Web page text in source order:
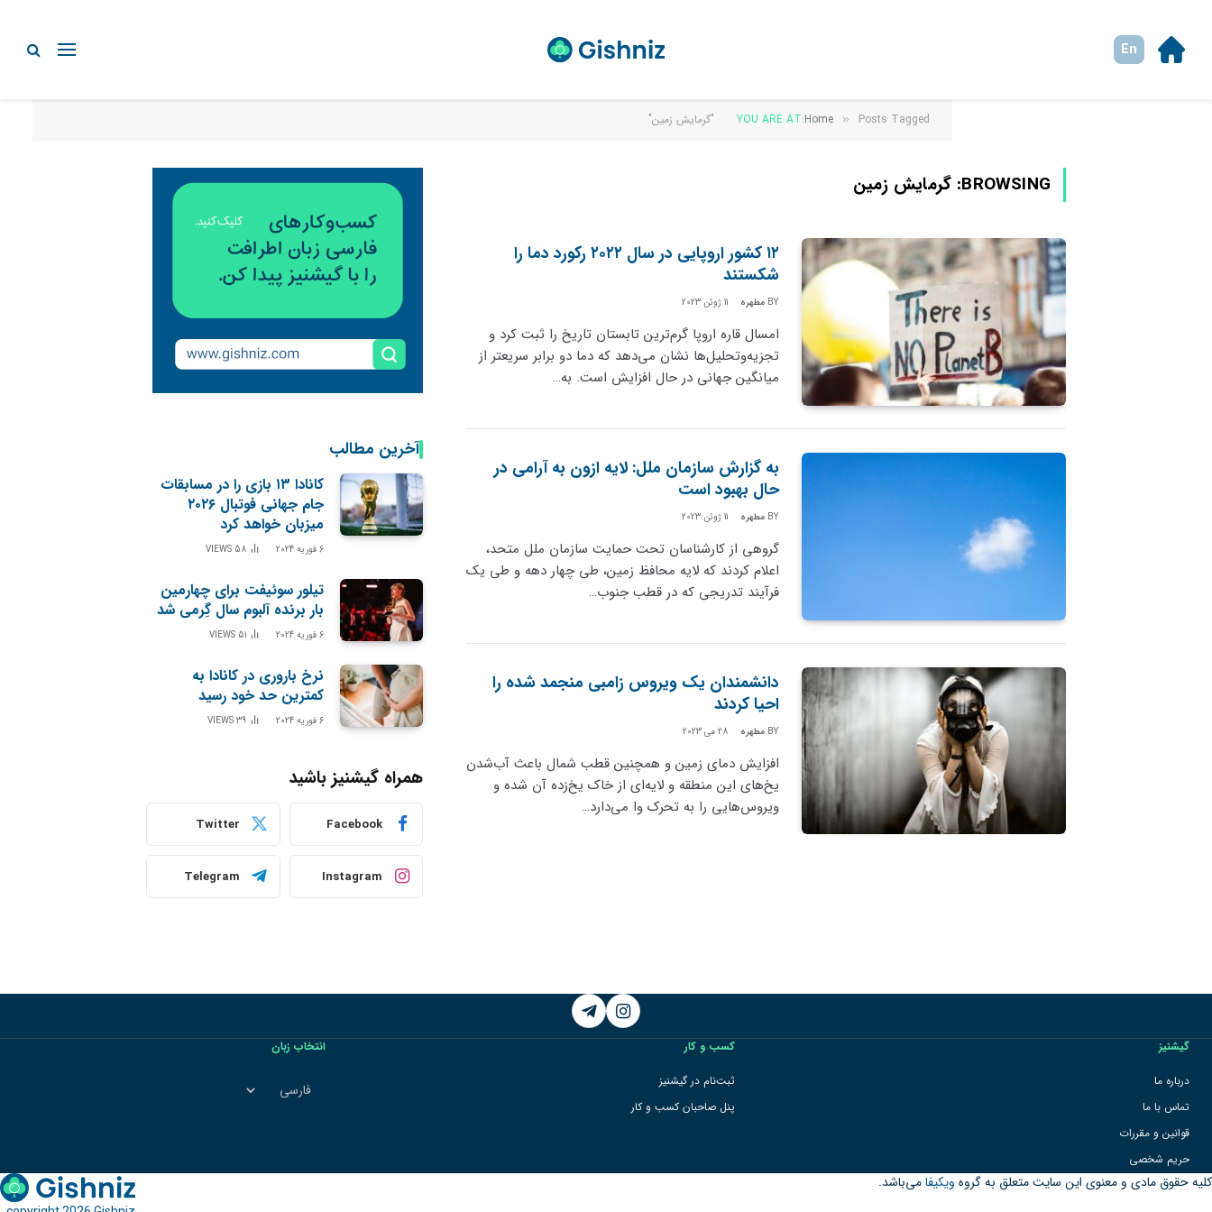
En
YOU ARE AT:Home » Posts Tagged "گرمایش زمین"
BROWSING: گرمایش زمین
۱۲ کشور اروپایی در سال ۲۰۲۲ رکورد دما را
شکستند
BY مطهره 11 ژوئن 2023
امسال قاره‌ اروپا گرم‌ترین تابستان تاریخ را ثبت کرد و
تجزیه‌و‌تحلیل‌ها نشان می‌دهد که دما دو برابر سریعتر از
میانگین جهانی در حال افزایش است. به…
به گزارش سازمان ملل: لایه ازون به آرامی در
حال بهبود است
BY مطهره 11 ژوئن 2023
گروهی از کارشناسان تحت حمایت سازمان ملل متحد،
اعلام کردند که لایه محافظ زمین، طی چهار دهه و طی یک
فرآیند تدریجی که در قطب جنوب…
دانشمندان یک ویروس زامبی منجمد شده را
احیا کردند
BY مطهره 28 می 2023
افزایش دمای زمین و همچنین قطب شمال باعث آب‌شدن
یخ‌های این منطقه و لایه‌ای از خاک یخ‌زده آن شده و
ویروس‌هایی را به تحرک وا می‌دارد…
آخرین مطالب
کانادا ۱۳ بازی را در مسابقات
جام جهانی فوتبال ۲۰۲۶
میزبان خواهد کرد
6 فوریه 2024 58
VIEWS
تیلور سوئیفت برای چهارمین
بار برنده آلبوم سال گِرمی شد
6 فوریه 2024 51
VIEWS
نرخ باروری در کانادا به
کمترین حد خود رسید
6 فوریه 2024 39
VIEWS
همراه گیشنیز باشید
Facebook
Twitter
Instagram
Telegram
Instagram
Telegram
گیشنیز
درباره ما
تماس با ما
قوانین و مقررات
حریم شخصی
کسب و کار
ثبت‌نام در گیشنیز
پنل صاحبان کسب و کار
انتخاب زبان
انتخاب
زبان
کلیه حقوق مادی و معنوی این سایت متعلق به گروه ویکیفامی‌باشد.